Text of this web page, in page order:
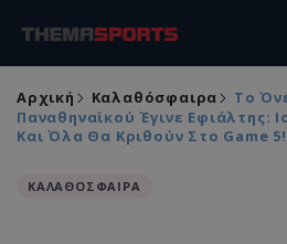
Αρχική Καλαθόσφαιρα
Το
Παναθηναϊκού Έγινε Εφιάλτης:
Και Όλα Θα Κριθούν Στο Game 5!
ΚΑΛΑΘΟΣΦΑΙΡΑ